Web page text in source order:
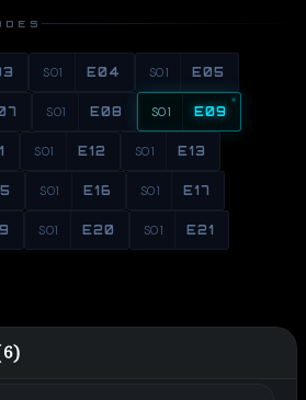
S01 E04 S01 E05
S01 E08 S01 E09
S01 E12 S01 E13
S01 E16 S01 E17
S01 E20 S01 E21